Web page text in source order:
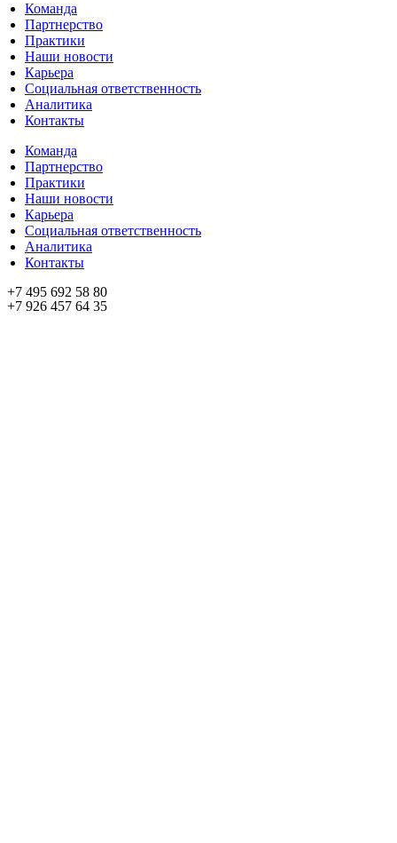
Команда
Партнерство
Практики
Наши новости
Карьера
Социальная ответственность
Аналитика
Контакты
Команда
Партнерство
Практики
Наши новости
Карьера
Социальная ответственность
Аналитика
Контакты
+7 495 692 58 80
+7 926 457 64 35